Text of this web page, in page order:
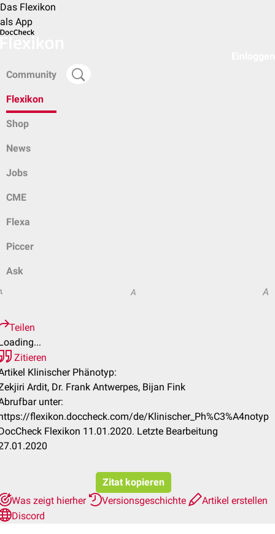
Das Flexikon
als App
Community
Flexikon
Shop
News
Jobs
CME
Flexa
Piccer
Ask
A A
Teilen
Zitieren
Klinischer Phänotyp:
Ardit, Dr. Frank Antwerpes, Bijan Fink
unter:
flexikon.doccheck.com/de/Klinischer_Ph%C3%A4notyp
Flexikon 11.01.2020. Letzte Bearbeitung
Zitat kopieren
Was zeigt hierher
Versionsgeschichte
Artikel erstellen
Discord